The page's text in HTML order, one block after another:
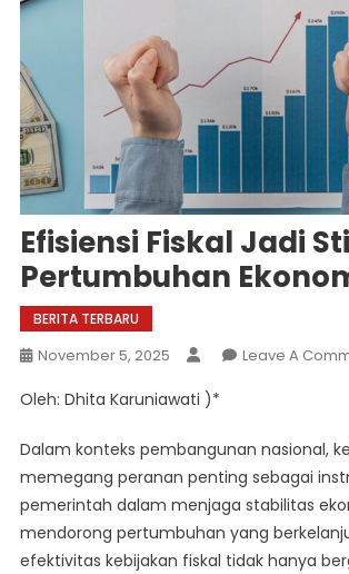
Efisiensi Fiskal Jadi
Pertumbuhan
BERITA TERBARU
November 5, 2025 Leave A
Oleh: Dhita Karuniawati )*
Dalam konteks pembangunan nasional,
memegang peranan penting sebagai
pemerintah dalam menjaga stabilitas
mendorong pertumbuhan yang
efektivitas kebijakan fiskal tidak hanya